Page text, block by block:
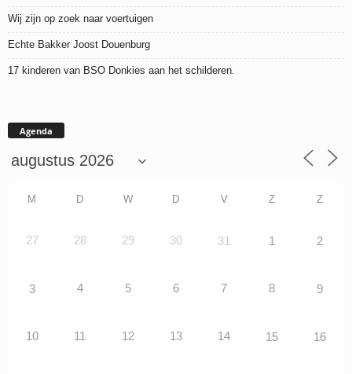
Wij zijn op zoek naar voertuigen
Echte Bakker Joost Douenburg
17 kinderen van BSO Donkies aan het schilderen.
Agenda
M D W D V Z Z
27 28 29 30 31 1 2
3 4 5 6 7 8 9
10 11 12 13 14 15 16